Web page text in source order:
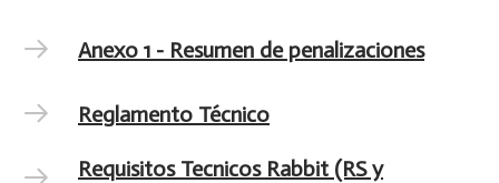
Anexo 1 - Resumen de penalizaciones
Reglamento Técnico
Requisitos Tecnicos Rabbit (RS y